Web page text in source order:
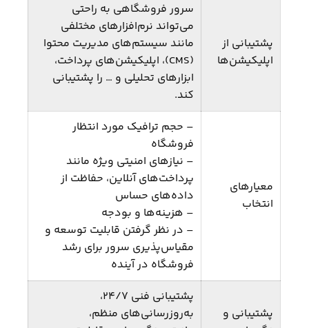
پشتیبانی از
اپلیکیشن‌ها
سرور فروشگاهی به راحتی
می‌تواند نرم‌افزارهای مختلفی
مانند سیستم‌های مدیریت محتوا
(CMS)، اپلیکیشن‌های پرداخت،
ابزارهای تحلیلی و … را پشتیبانی
کند.
معیارهای
انتخاب
– حجم ترافیک مورد انتظار
فروشگاه
– نیازهای امنیتی ویژه مانند
پرداخت‌های آنلاین، حفاظت از
داده‌های حساس
– هزینه‌ها و بودجه
– در نظر گرفتن قابلیت توسعه و
مقیاس‌پذیری سرور برای رشد
فروشگاه در آینده
پشتیبانی و
پشتیبانی فنی ۲۴/۷،
به‌روزرسانی‌های منظم،